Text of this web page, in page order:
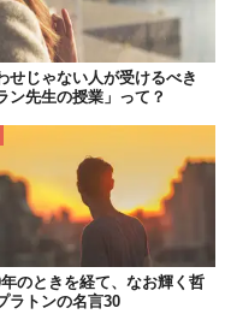
そのものが生命を持
とが一番だ。
せじゃない人が受けるべき
ン先生の授業」って？
のときを経て、なお輝く哲
ラトンの名言30